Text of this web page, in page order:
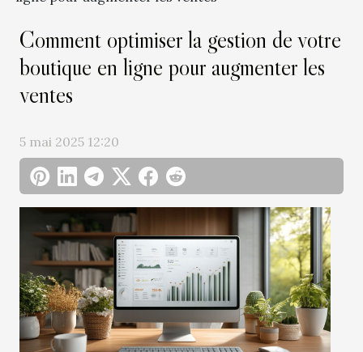
Comment optimiser la gestion de votre
boutique en ligne pour augmenter les
ventes
5 mai 2025 12:20